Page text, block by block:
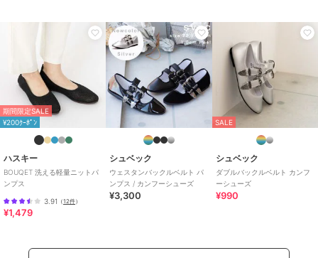
期間限定SALE
¥200ｸｰﾎﾟﾝ
ハスキー
BOUQET 洗える軽量ニットパ
ンプス
3.91 （12件）
¥1,479
シュベック
ウェスタンバックルベルト パ
ンプス / カンフーシューズ
¥3,300
SALE
シュベック
ダブルバックルベルト カンフ
ーシューズ
¥990